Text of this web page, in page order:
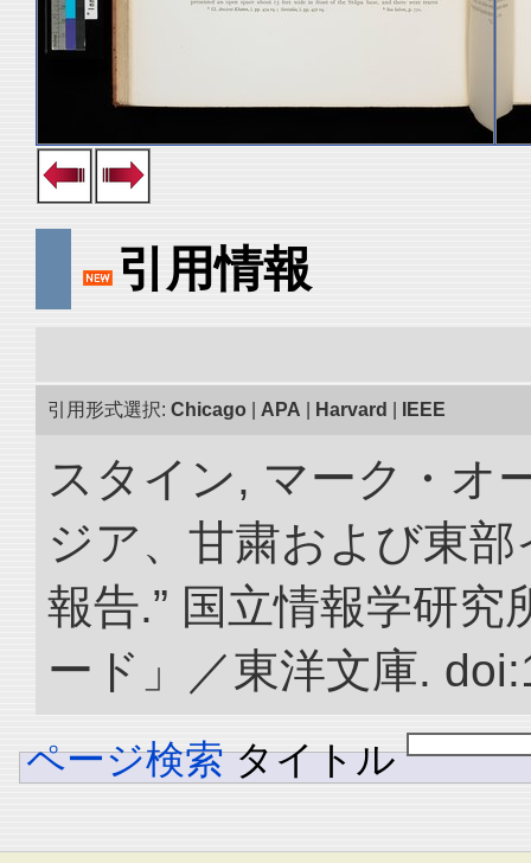
引用情報
引用形式選択: Chicago APA Harvard IEEE
スタイン, マーク・オ
ジア、甘粛および東
報告.” 国立情報学研
ード」／東洋文庫.
ページ検索 タイトル